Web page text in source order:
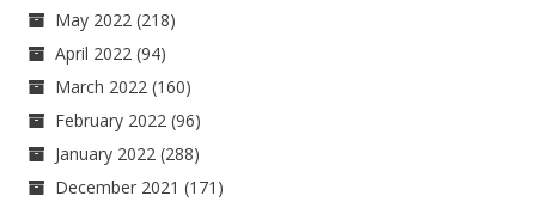
May 2022 (218)
April 2022 (94)
March 2022 (160)
February 2022 (96)
January 2022 (288)
December 2021 (171)